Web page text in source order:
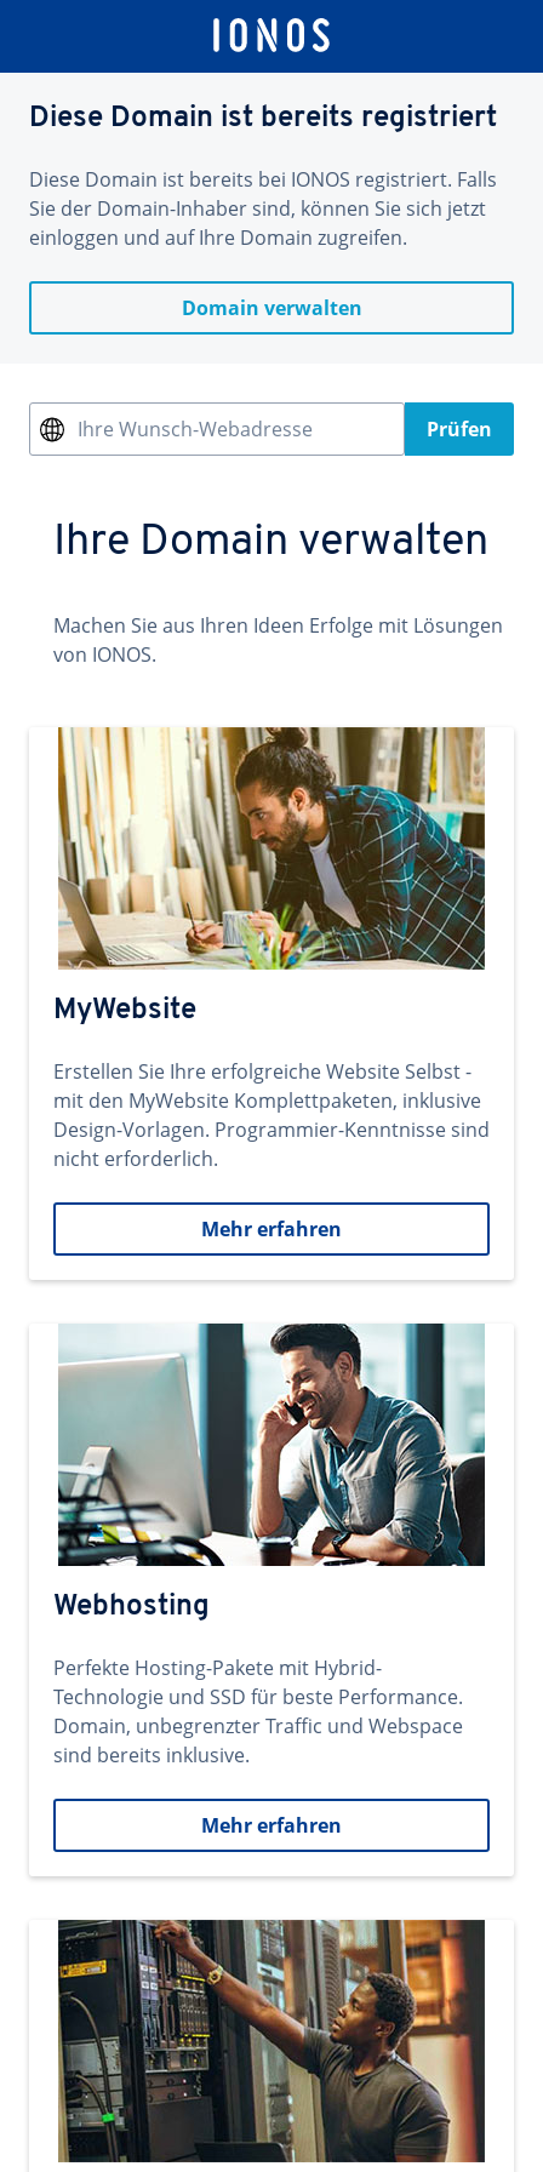
Diese Domain ist bereits registriert
Diese Domain ist bereits bei IONOS registriert. Falls
Sie der Domain-Inhaber sind, können Sie sich jetzt
einloggen und auf Ihre Domain zugreifen.
Domain verwalten
Ihre Wunsch-Webadresse Prüfen
Ihre Domain verwalten
Machen Sie aus Ihren Ideen Erfolge mit Lösungen
von IONOS.
MyWebsite
Erstellen Sie Ihre erfolgreiche Website Selbst -
mit den MyWebsite Komplettpaketen, inklusive
Design-Vorlagen. Programmier-Kenntnisse sind
nicht erforderlich.
Mehr erfahren
Webhosting
Perfekte Hosting-Pakete mit Hybrid-
Technologie und SSD für beste Performance.
Domain, unbegrenzter Traffic und Webspace
sind bereits inklusive.
Mehr erfahren